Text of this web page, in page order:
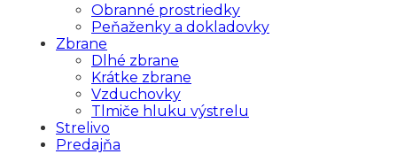
Obranné prostriedky
Peňaženky a dokladovky
Zbrane
Dlhé zbrane
Krátke zbrane
Vzduchovky
Tlmiče hluku výstrelu
Strelivo
Predajňa